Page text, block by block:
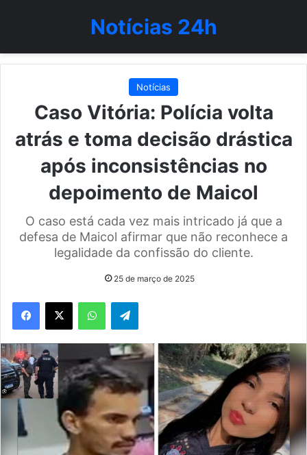
Notícias 24h
Notícias
Caso Vitória: Polícia volta
atrás e toma decisão drástica
após inconsistências no
depoimento de Maicol
O caso está cada vez mais intricado já que a
defesa de Maicol afirmar que não reconhece a
legalidade da confissão do cliente.
25 de março de 2025
WhatsAppTelegram